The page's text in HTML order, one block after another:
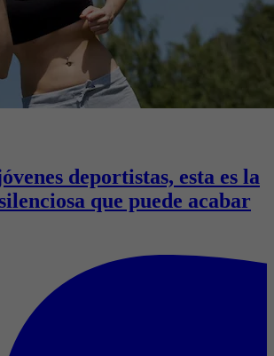
deportistas, esta es la
que puede acabar